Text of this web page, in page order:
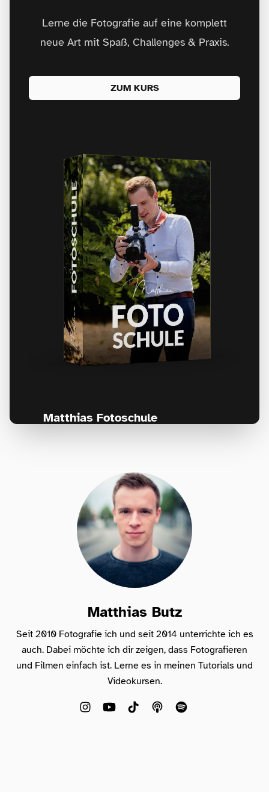
Lerne die Fotografie auf eine komplett
neue Art mit Spaß, Challenges & Praxis.
ZUM KURS
Matthias Fotoschule
Matthias Butz
Seit 2010 Fotografie ich und seit 2014 unterrichte ich es
auch. Dabei möchte ich dir zeigen, dass Fotografieren
und Filmen einfach ist. Lerne es in meinen Tutorials und
Videokursen.